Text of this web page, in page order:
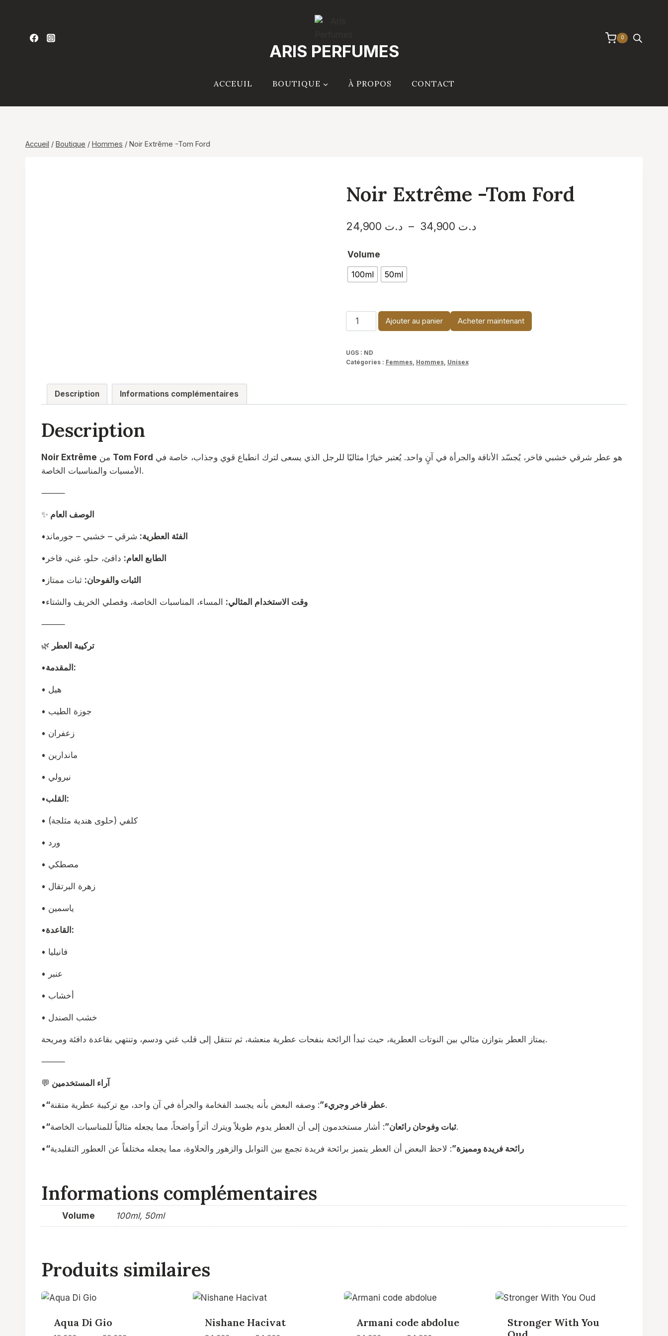
contenu
ARIS PERFUMES
0
ACCEUIL BOUTIQUE À PROPOS CONTACT
Accueil / Boutique / Hommes / Noir Extrême -Tom Ford
Noir Extrême -Tom Ford
د.ت – د.تPlage
د.ت 34,900
Volume
100ml
50ml
quantité
de
Extrême
Ajouter au panier Acheter maintenant
UGS : ND
Catégories : Femmes, Hommes, Unisex
Description Informations complémentaires
Description
Noir Extrême Tom Ford
الأمسيات والمناسبات الخاصة.
⸻
✨ الوصف العام
• الفئة العطرية: شرقي – خشبي – جورماند
• الطابع العام: دافئ، حلو، غني، فاخر
• الثبات والفوحان: ثبات ممتاز
• وقت الاستخدام المثالي: المساء، المناسبات الخاصة، وفصلي الخريف والشتاء
⸻
🌿 تركيبة العطر
• المقدمة:
• هيل
• جوزة الطيب
• زعفران
• ماندارين
• نيرولي
• القلب:
• كلفي (حلوى هندية مثلجة)
• ورد
• مصطكي
• زهرة البرتقال
• ياسمين
• القاعدة:
• فانيليا
• عنبر
• أخشاب
• خشب الصندل
يمتاز العطر بتوازن مثالي بين النوتات العطرية، حيث تبدأ الرائحة بنفحات عطرية منعشة، ثم تنتقل إلى قلب غني ودسم، وتنتهي بقاعدة دافئة ومريحة.
⸻
💬 آراء المستخدمين
• “عطر فاخر وجريء”: وصفه البعض بأنه يجسد الفخامة والجرأة في آن واحد، مع تركيبة عطرية متقنة.
• “ثبات وفوحان رائعان”: أشار مستخدمون إلى أن العطر يدوم طويلاً ويترك أثراً واضحاً، مما يجعله مثالياً للمناسبات الخاصة.
• “رائحة فريدة ومميزة”: لاحظ البعض أن العطر يتميز برائحة فريدة تجمع بين التوابل والزهور والحلاوة، مما يجعله مختلفاً عن العطور التقليدية
Informations complémentaires
Volume 100ml, 50ml
Produits similaires
Aqua Di Gio Nishane Hacivat Armani code abdolue
Stronger With You